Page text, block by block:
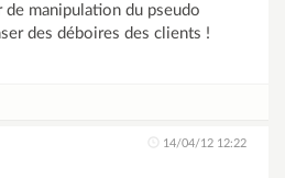
manipulation du pseudo
des déboires des clients !
14/04/12 12:22